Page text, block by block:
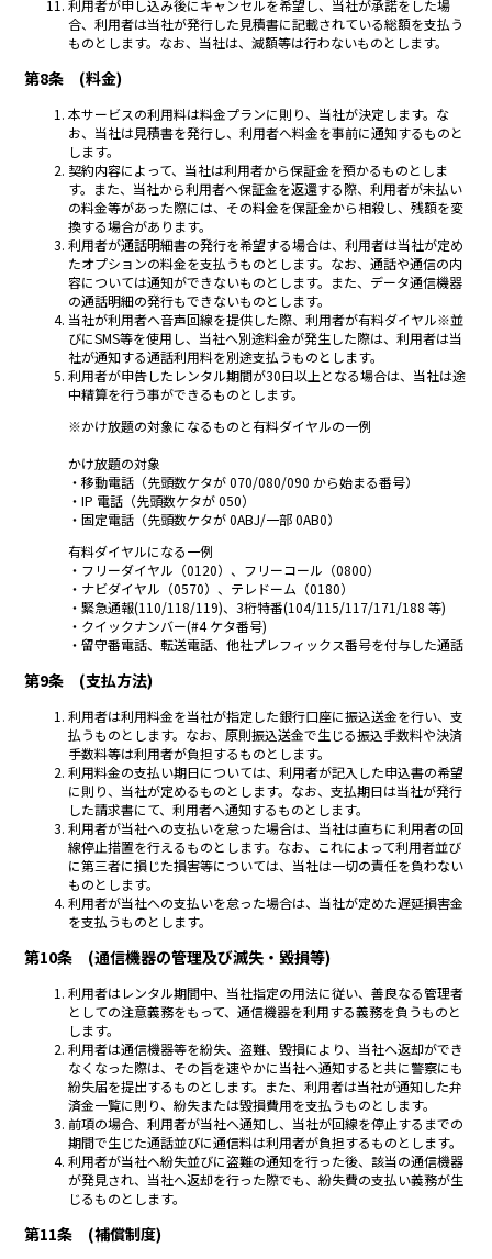
利用者が申し込み後にキャンセルを希望し、当社が承諾をした場
合、利用者は当社が発行した見積書に記載されている総額を支払う
ものとします。なお、当社は、減額等は行わないものとします。
第8条 (料金)
本サービスの利用料は料金プランに則り、当社が決定します。な
お、当社は見積書を発行し、利用者へ料金を事前に通知するものと
します。
契約内容によって、当社は利用者から保証金を預かるものとしま
す。また、当社から利用者へ保証金を返還する際、利用者が未払い
の料金等があった際には、その料金を保証金から相殺し、残額を変
換する場合があります。
利用者が通話明細書の発行を希望する場合は、利用者は当社が定め
たオプションの料金を支払うものとします。なお、通話や通信の内
容については通知ができないものとします。また、データ通信機器
の通話明細の発行もできないものとします。
当社が利用者へ音声回線を提供した際、利用者が有料ダイヤル※並
びにSMS等を使用し、当社へ別途料金が発生した際は、利用者は当
社が通知する通話利用料を別途支払うものとします。
利用者が申告したレンタル期間が30日以上となる場合は、当社は途
中精算を行う事ができるものとします。
※かけ放題の対象になるものと有料ダイヤルの一例
かけ放題の対象
・移動電話（先頭数ケタが 070/080/090 から始まる番号）
・IP 電話（先頭数ケタが 050）
・固定電話（先頭数ケタが 0ABJ/一部 0AB0）
有料ダイヤルになる一例
・フリーダイヤル（0120）、フリーコール（0800）
・ナビダイヤル（0570）、テレドーム（0180）
・緊急通報(110/118/119)、3桁特番(104/115/117/171/188 等)
・クイックナンバー(#4 ケタ番号)
・留守番電話、転送電話、他社プレフィックス番号を付与した通話
第9条 (支払方法)
利用者は利用料金を当社が指定した銀行口座に振込送金を行い、支
払うものとします。なお、原則振込送金で生じる振込手数料や決済
手数料等は利用者が負担するものとします。
利用料金の支払い期日については、利用者が記入した申込書の希望
に則り、当社が定めるものとします。なお、支払期日は当社が発行
した請求書にて、利用者へ通知するものとします。
利用者が当社への支払いを怠った場合は、当社は直ちに利用者の回
線停止措置を行えるものとします。なお、これによって利用者並び
に第三者に損じた損害等については、当社は一切の責任を負わない
ものとします。
利用者が当社への支払いを怠った場合は、当社が定めた遅延損害金
を支払うものとします。
第10条 (通信機器の管理及び滅失・毀損等)
利用者はレンタル期間中、当社指定の用法に従い、善良なる管理者
としての注意義務をもって、通信機器を利用する義務を負うものと
します。
利用者は通信機器等を紛失、盗難、毀損により、当社へ返却ができ
なくなった際は、その旨を速やかに当社へ通知すると共に警察にも
紛失届を提出するものとします。また、利用者は当社が通知した弁
済金一覧に則り、紛失または毀損費用を支払うものとします。
前項の場合、利用者が当社へ通知し、当社が回線を停止するまでの
期間で生じた通話並びに通信料は利用者が負担するものとします。
利用者が当社へ紛失並びに盗難の通知を行った後、該当の通信機器
が発見され、当社へ返却を行った際でも、紛失費の支払い義務が生
じるものとします。
第11条 (補償制度)